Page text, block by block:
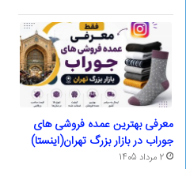
معرفی بهترین عمده فروشی های
جوراب در بازار بزرگ تهران(اینستا)
2 مرداد 1405